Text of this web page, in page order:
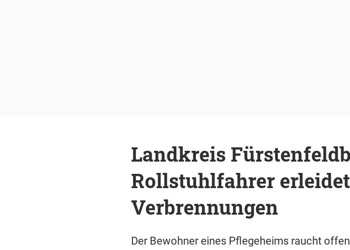
Landkreis
Rollstuhlfahrer
Verbrennungen
Der Bewohner eines Pflegeheims raucht